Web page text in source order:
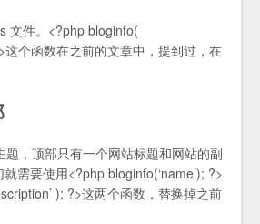
文件。<?php bloginfo(
这个函数在之前的文章中，提到过，在
，顶部只有一个网站标题和网站的副
需要使用<?php bloginfo(‘name’); ?>
); ?>这两个函数，替换掉之前